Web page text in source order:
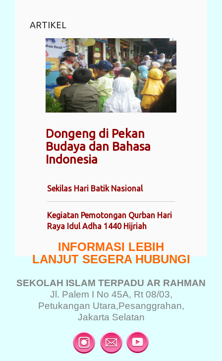
ARTIKEL
Dongeng di Pekan
Budaya dan Bahasa
Indonesia
Sekilas Hari Batik Nasional
Kegiatan Pemotongan Qurban Hari
Raya Idul Adha 1440 Hijriah
INFORMASI LEBIH
LANJUT SEGERA HUBUNGI
SEKOLAH ISLAM TERPADU AR RAHMAN
Jl. Palem I No 45A, Rt 08/03,
Petukangan Utara,Pesanggrahan,
Jakarta Selatan